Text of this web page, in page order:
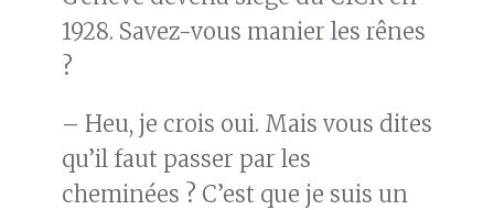
1928. Savez-vous manier les rênes
?
– Heu, je crois oui. Mais vous dites
qu’il faut passer par les
cheminées ? C’est que je suis un